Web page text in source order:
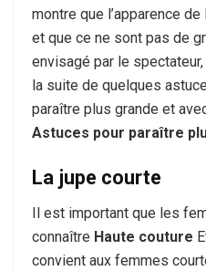
montre que l’apparence
et que ce ne sont pas de
envisagé par le
la suite de quelques
paraître plus grande et
Astuces pour paraître
La jupe courte
Il est important que les
connaître Haute couture
convient aux femmes